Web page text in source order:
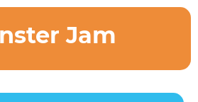
Jam